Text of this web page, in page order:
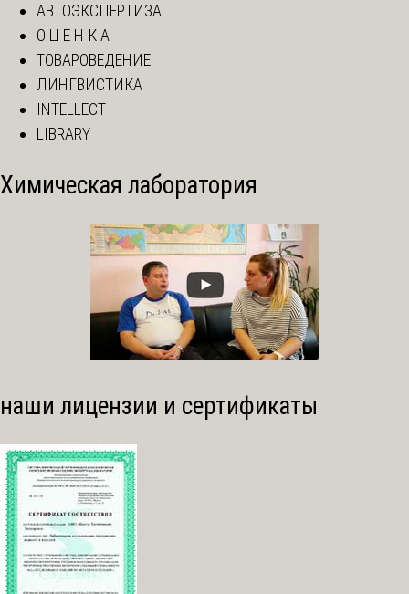
АВТОЭКСПЕРТИЗА
О Ц Е Н К А
ТОВАРОВЕДЕНИЕ
ЛИНГВИСТИКА
INTELLECT
LIBRARY
Химическая лаборатория
наши лицензии и сертификаты